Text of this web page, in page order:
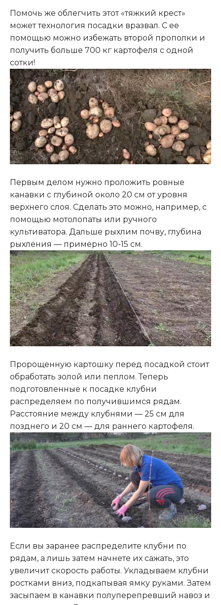
Помочь же облегчить этот «тяжкий крест»
может технология посадки вразвал. С ее
помощью можно избежать второй прополки и
получить больше 700 кг картофеля с одной
сотки!
Первым делом нужно проложить ровные
канавки с глубиной около 20 см от уровня
верхнего слоя. Сделать это можно, например, с
помощью мотолопаты или ручного
культиватора. Дальше рыхлим почву, глубина
рыхления — примерно 10-15 см.
Пророщенную картошку перед посадкой стоит
обработать золой или пеплом. Теперь
подготовленные к посадке клубни
распределяем по получившимся рядам.
Расстояние между клубнями — 25 см для
позднего и 20 см — для раннего картофеля.
Если вы заранее распределите клубни по
рядам, а лишь затем начнете их сажать, это
увеличит скорость работы. Укладываем клубни
ростками вниз, подкапывая ямку руками. Затем
засыпаем в канавки полуперепревший навоз и